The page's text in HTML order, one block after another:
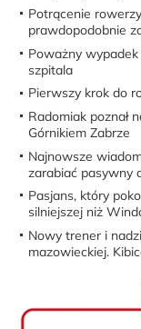
Potrącenie
prawdopodobnie
Poważny wypadek
szpitala
Pierwszy krok do
Radomiak poznał
Górnikiem Zabrze
Najnowsze
zarabiać pasywny
Pasjans, który
silniejszej niż
Nowy trener i
mazowieckiej.